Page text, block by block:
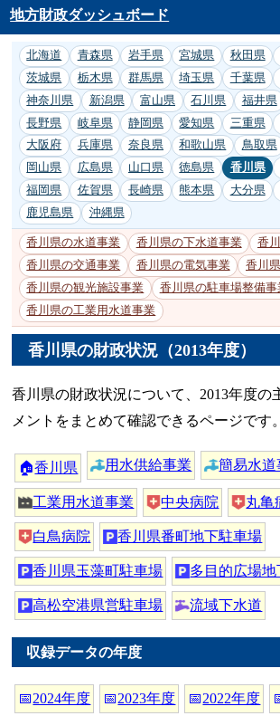
地方財政ダッシュボード
北海道 青森県 岩手県 宮城県 秋田県
茨城県
栃木県 群馬県 埼玉県 千葉県
神奈川県
新潟県 富山県 石川県 福井県
長野県
岐阜県 静岡県 愛知県 三重県
大阪府
兵庫県 奈良県 和歌山県 鳥取県
岡山県
広島県 山口県 徳島県 香川県
福岡県
佐賀県 長崎県 熊本県 大分県
鹿児島県
沖縄県
香川県の水道事業 香川県の下水道事業
香
香川県の交通事業
香川県の電気事業
香川
香川県の観光施設事業
香川県の駐車場整備事
香川県の工業用水道事業
香川県の財政状況（2013年度）
香川県の財政状況について、2013年度の
メントをまとめて確認できるページです。
🏠香川県 用水供給事業 簡易水道
工業用水道事業 中央病院 丸亀
白鳥病院 香川県番町地下駐車場
香川県玉藻町駐車場 多目的広場
高松空港県営駐車場 流域下水道
収録データの年度
📅2024年度 📅2023年度 📅2022年度